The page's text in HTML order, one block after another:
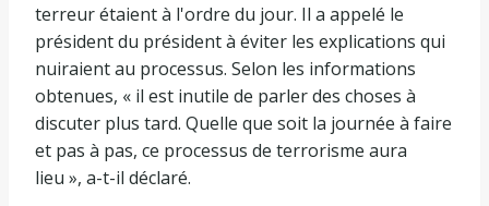
terreur étaient à l'ordre du jour. Il a appelé le
président du président à éviter les explications qui
nuiraient au processus. Selon les informations
obtenues, « il est inutile de parler des choses à
discuter plus tard. Quelle que soit la journée à faire
et pas à pas, ce processus de terrorisme aura
lieu », a-t-il déclaré.